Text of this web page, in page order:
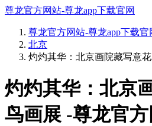
尊龙官方网站-尊龙app下载官网
尊龙官方网站-尊龙app下载官
北京
灼灼其华：北京画院藏写意
灼灼其华：北京
鸟画展 -尊龙官